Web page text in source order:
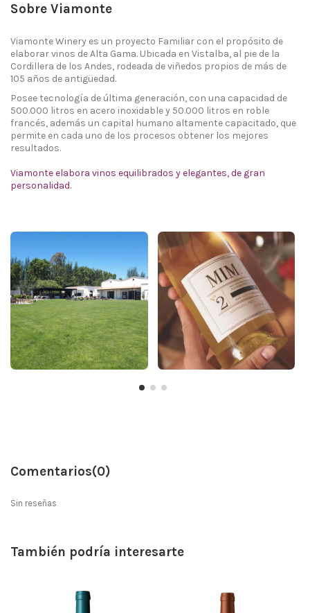
Sobre Viamonte
Viamonte Winery es un proyecto Familiar con el propósito de
elaborar vinos de Alta Gama. Ubicada en Vistalba, al pie de la
Cordillera de los Andes, rodeada de viñedos propios de más de
105 años de antigüedad.
Posee tecnología de última generación, con una capacidad de
500.000 litros en acero inoxidable y 50.000 litros en roble
francés, además un capital humano altamente capacitado, que
permite en cada uno de los procesos obtener los mejores
resultados.
Viamonte elabora vinos equilibrados y elegantes, de gran
personalidad.
Comentarios(0)
Sin reseñas
También podría interesarte